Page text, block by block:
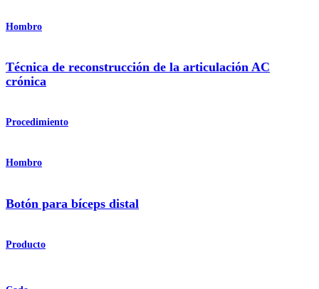
Hombro
Técnica de reconstrucción de la articulación AC
crónica
Procedimiento
Hombro
Botón para bíceps distal
Producto